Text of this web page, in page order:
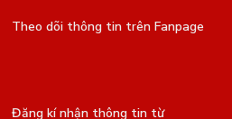
Theo dõi thông tin trên Fanpage
Đăng kí nhận thông tin từ